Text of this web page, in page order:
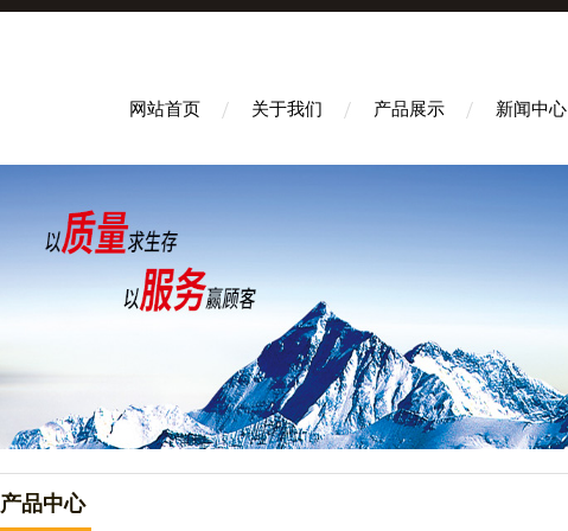
网站首页 关于我们 产品展示 新闻中心
产品中心